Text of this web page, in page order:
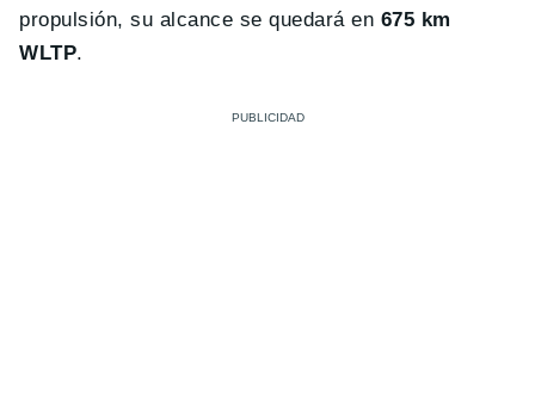
propulsión, su alcance se quedará en 675 km
WLTP.